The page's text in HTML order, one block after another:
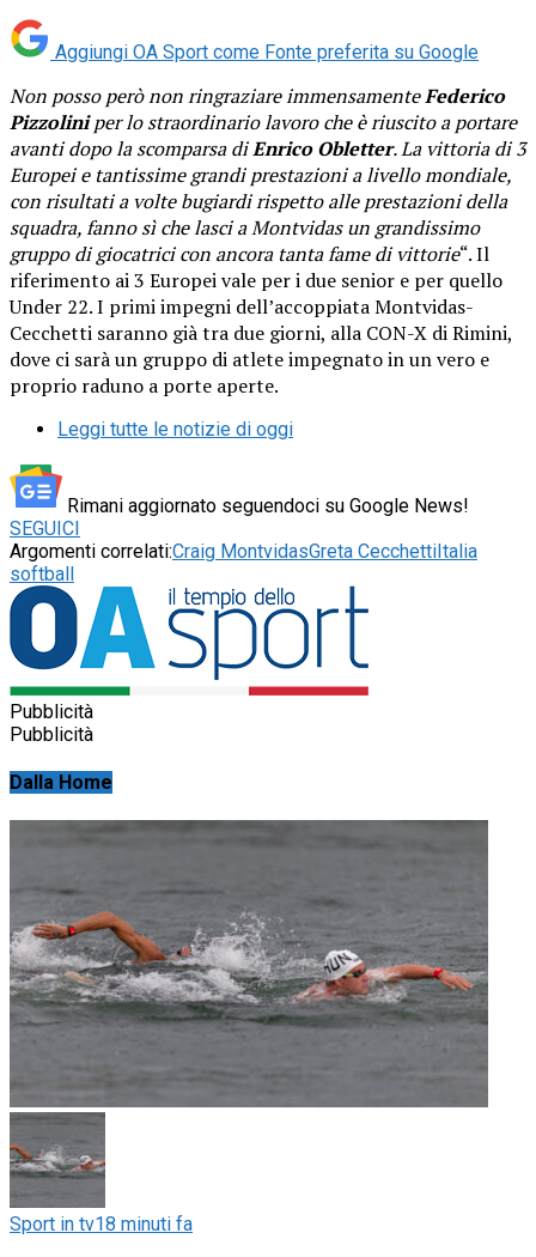
Aggiungi OA Sport come Fonte preferita su Google
Non posso però non ringraziare immensamenteFederico
Pizzoliniper lo straordinario lavoro che è riuscito a portare
avanti dopo la scomparsa diEnrico Obletter. La vittoria di 3
Europei e tantissime grandi prestazioni a livello mondiale,
con risultati a volte bugiardi rispetto alle prestazioni della
squadra, fanno sì che lasci a Montvidas un grandissimo
gruppo di giocatrici con ancora tanta fame di vittorie“. Il
riferimento ai 3 Europei vale per i due senior e per quello
Under 22. I primi impegni dell’accoppiata Montvidas-
Cecchetti saranno già tra due giorni, alla CON-X di Rimini,
dove ci sarà un gruppo di atlete impegnato in un vero e
proprio raduno a porte aperte.
Leggi tutte le notizie di oggi
Rimani aggiornato seguendoci su Google News!
SEGUICI
Argomenti correlati:Craig MontvidasGreta CecchettiItalia
softball
Pubblicità
Pubblicità
Dalla Home
Sport in tv18 minuti fa